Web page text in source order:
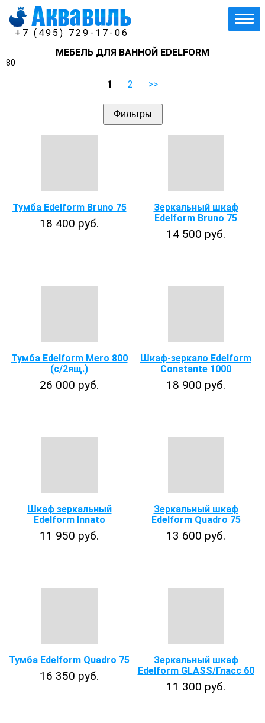
+7 (495) 729-17-06
МЕБЕЛЬ ДЛЯ ВАННОЙ EDELFORM
80
1 2 >>
Фильтры
Тумба Edelform Bruno 75
18 400 руб.
Зеркальный шкаф
Edelform Bruno 75
14 500 руб.
Тумба Edelform Мero 800
(с/2ящ.)
26 000 руб.
Шкаф-зеркало Edelform
Constante 1000
18 900 руб.
Шкаф зеркальный
Edelform Innato
11 950 руб.
Зеркальный шкаф
Edelform Quadro 75
13 600 руб.
Тумба Edelform Quadro 75
16 350 руб.
Зеркальный шкаф
Edelform GLASS/Гласс 60
11 300 руб.